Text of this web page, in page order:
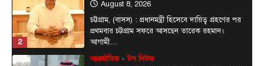
2
August 8, 2026
চট্টগ্রাম, (বাসস) : প্রধানমন্ত্রী হিসেবে দায়িত্ব গ্রহণের পর
প্রথমবার চট্টগ্রাম সফরে আসছেন তারেক রহমান।
আগামী…
আন্তর্জাতিক টপ নিউজ